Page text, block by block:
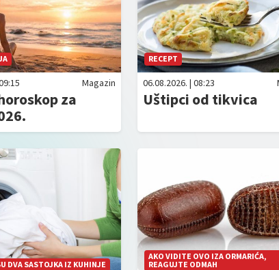
Magazin
za
RECEPT
06.08.2026. | 08:23
Uštipci od tikvica
DVA SASTOJKA IZ KUHINJE
AKO VIDITE OVO IZA ORMARIĆA,
REAGUJTE ODMAH